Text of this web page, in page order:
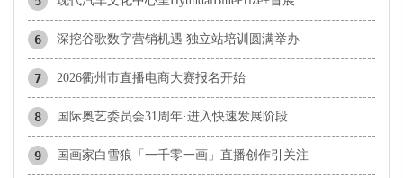
6 深挖谷歌数字营销机遇 独立站培训圆满举办
7 2026衢州市直播电商大赛报名开始
8 国际奥艺委员会31周年·进入快速发展阶段
9 国画家白雪狼「一千零一画」直播创作引关注